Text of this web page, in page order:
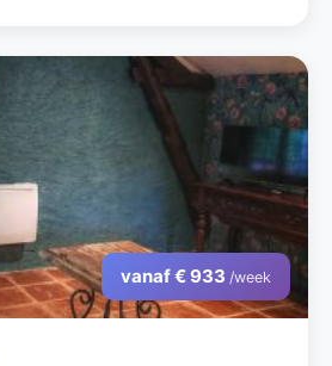
vanaf € 933 /week